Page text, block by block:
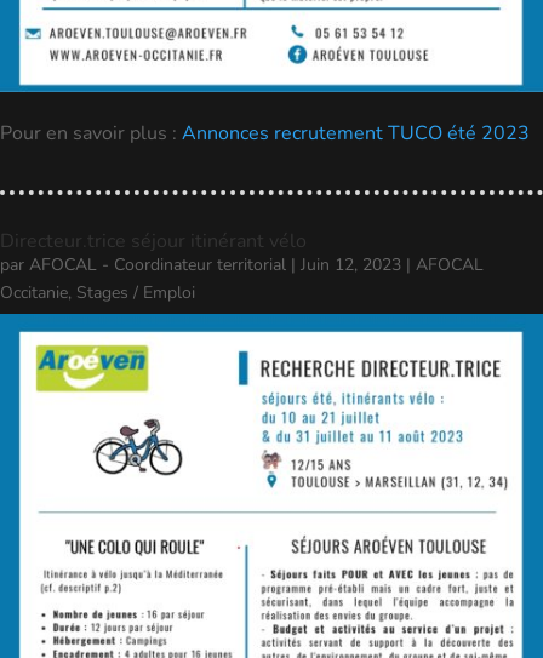
Pour en savoir plus : Annonces recrutement TUCO été 2023
Directeur.trice séjour itinérant vélo
par AFOCAL - Coordinateur territorial | Juin 12, 2023 | AFOCAL
Occitanie, Stages / Emploi